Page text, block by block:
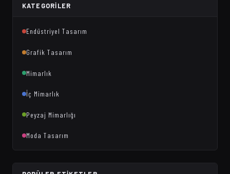
KATEGORILER
Endüstriyel Tasarım
Grafik Tasarım
Mimarlık
İç Mimarlık
Peyzaj Mimarlığı
Moda Tasarım